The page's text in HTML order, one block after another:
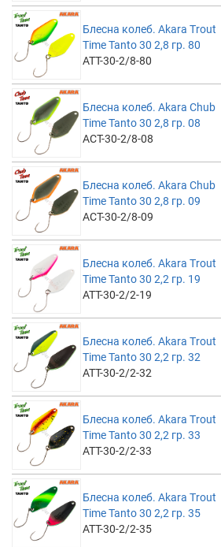
Блесна колеб. Akara Trout
Time Tanto 30 2,8 гр. 80
ATT-30-2/8-80
Блесна колеб. Akara Chub
Time Tanto 30 2,8 гр. 08
ACT-30-2/8-08
Блесна колеб. Akara Chub
Time Tanto 30 2,8 гр. 09
ACT-30-2/8-09
Блесна колеб. Akara Trout
Time Tanto 30 2,2 гр. 19
ATT-30-2/2-19
Блесна колеб. Akara Trout
Time Tanto 30 2,2 гр. 32
ATT-30-2/2-32
Блесна колеб. Akara Trout
Time Tanto 30 2,2 гр. 33
ATT-30-2/2-33
Блесна колеб. Akara Trout
Time Tanto 30 2,2 гр. 35
ATT-30-2/2-35